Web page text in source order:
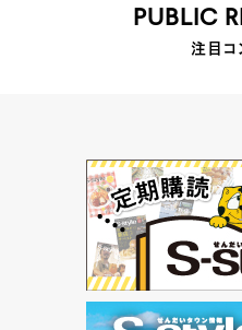
PUBLIC
注目コ